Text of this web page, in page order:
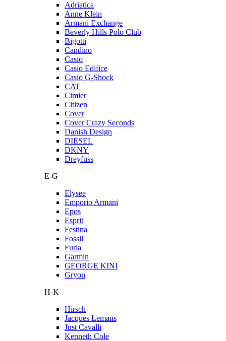
Adriatica
Anne Klein
Armani Exchange
Beverly Hills Polo Club
Bigotti
Candino
Casio
Casio Edifice
Casio G-Shock
CAT
Cimier
Citizen
Cover
Cover Crazy Seconds
Danish Design
DIESEL
DKNY
Dreyfuss
E-G
Elysee
Emporio Armani
Epos
Esprit
Festina
Fossil
Furla
Garmin
GEORGE KINI
Gryon
H-K
Hirsch
Jacques Lemans
Just Cavalli
Kenneth Cole